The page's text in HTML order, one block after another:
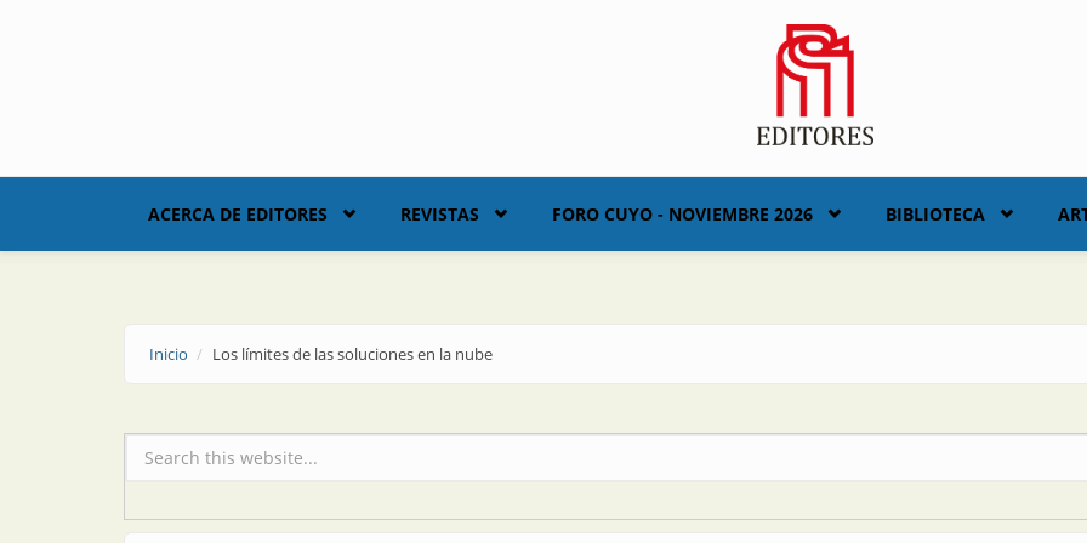
ACERCA DE EDITORES REVISTAS FORO CUYO - NOVIEMBRE 2026 BIBLIOTECA
Inicio Los límites de las soluciones en la nube
Formulario de búsqueda